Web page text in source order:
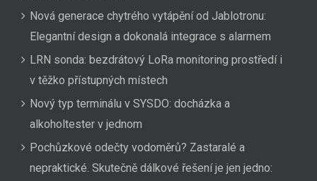
Nová generace chytrého vytápění od Jablotronu:
Elegantní design a dokonalá integrace s alarmem
LRN sonda: bezdrátový LoRa monitoring prostředí i
v těžko přístupných místech
Nový typ terminálu v SYSDO: docházka a
alkoholtester v jednom
Pochůzkové odečty vodoměrů? Zastaralé a
nepraktické. Skutečně dálkové řešení je jen jedno: